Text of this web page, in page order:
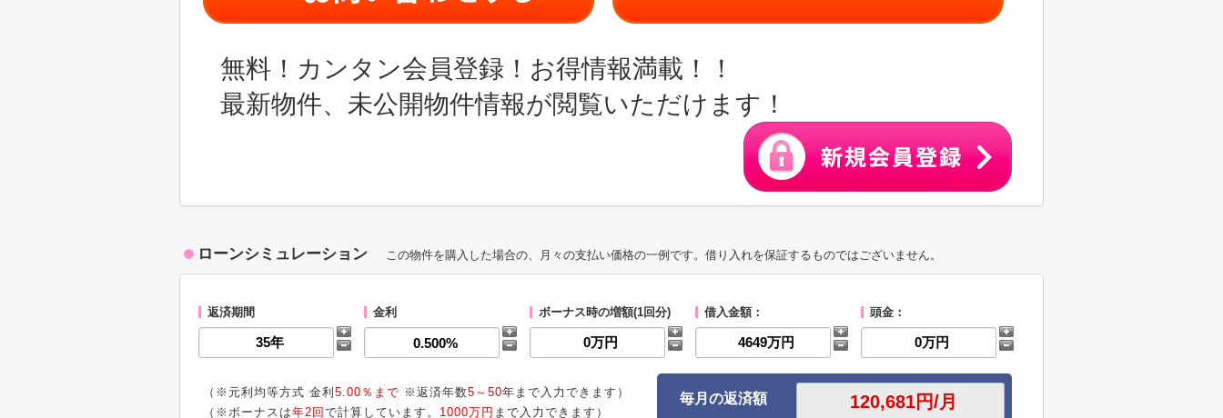
無料！カンタン会員登録！お得情報満載！！
最新物件、未公開物件情報が閲覧いただけます！
ローンシミュレーション この物件を購入した場合の、月々の支払い価格の一例です。借り入れを保証するものではございません。
返済期間 金利 ボーナス時の増額(1回分) 借入金額： 頭金：
（※元利均等方式 金利 5.00％まで ※返済年数5～50年まで入力できます）
（※ボーナスは年2回 で計算しています。 1000万円 まで入力できます）
毎月の返済額